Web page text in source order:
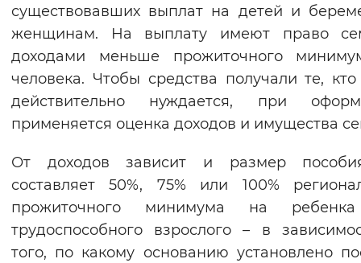
существовавших выплат на детей и
женщинам. На выплату имеют право
доходами меньше прожиточного
человека. Чтобы средства получали те,
действительно нуждается, при
применяется оценка доходов и имущества
От доходов зависит и размер
составляет 50%, 75% или 100%
прожиточного минимума на
трудоспособного взрослого – в
того, по какому основанию установлено